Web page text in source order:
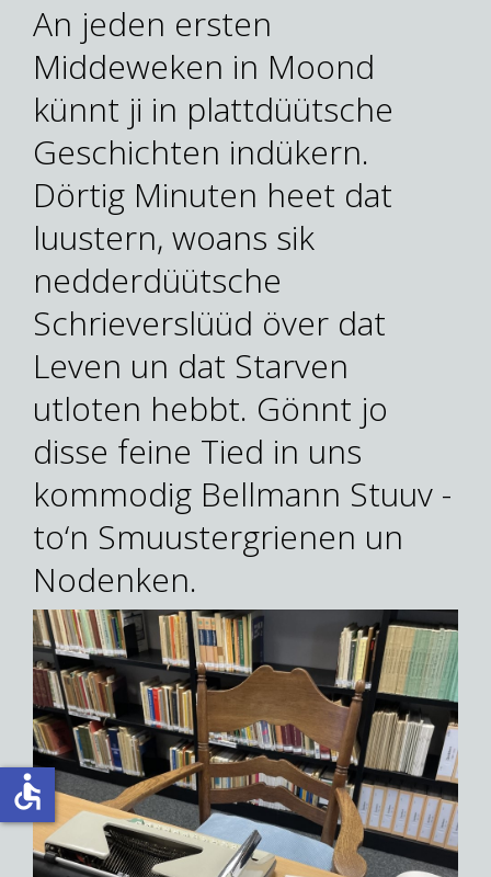
An jeden ersten
Middeweken in Moond
künnt ji in plattdüütsche
Geschichten indükern.
Dörtig Minuten heet dat
luustern, woans sik
nedderdüütsche
Schrieverslüüd över dat
Leven un dat Starven
utloten hebbt. Gönnt jo
disse feine Tied in uns
kommodig Bellmann Stuuv -
to‘n Smuustergrienen un
Nodenken.
accessible